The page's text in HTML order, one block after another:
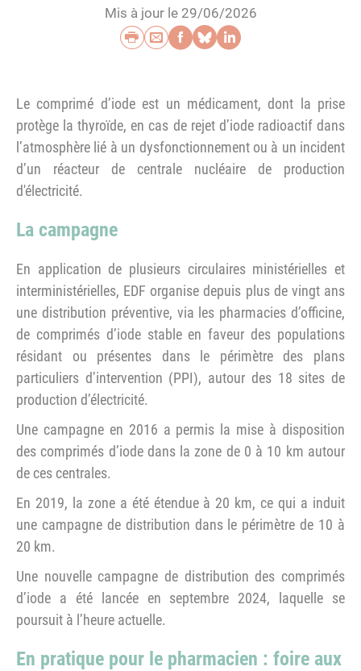
Mis à jour le 29/06/2026
Imprimer
Envoyer par e-mail
Partager sur
Partager sur
Partager sur
Le comprimé d’iode est un médicament, dont la prise
protège la thyroïde, en cas de rejet d’iode radioactif dans
l’atmosphère lié à un dysfonctionnement ou à un incident
d’un réacteur de centrale nucléaire de production
d'électricité.
La campagne
En application de plusieurs circulaires ministérielles et
interministérielles, EDF organise depuis plus de vingt ans
une distribution préventive, via les pharmacies d’officine,
de comprimés d’iode stable en faveur des populations
résidant ou présentes dans le périmètre des plans
particuliers d’intervention (PPI), autour des 18 sites de
production d’électricité.
Une campagne en 2016 a permis la mise à disposition
des comprimés d’iode dans la zone de 0 à 10 km autour
de ces centrales.
En 2019, la zone a été étendue à 20 km, ce qui a induit
une campagne de distribution dans le périmètre de 10 à
20 km.
Une nouvelle campagne de distribution des comprimés
d’iode a été lancée en septembre 2024, laquelle se
poursuit à l’heure actuelle.
En pratique pour le pharmacien : foire aux